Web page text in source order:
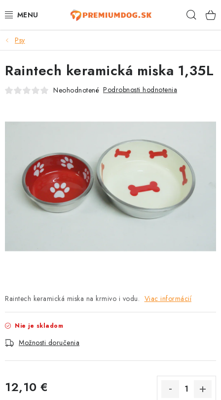
na
TOP 100 PRODUKTOV
NOVINKY
AKCIE
ÚTULKY
MAČKY
DEZINFEKČNÉ PROSTRIEDKY
VONKAJŠIE VTÁCTVO
Psy
Raintech keramická miska na krmivo i vodu. Viac informácií
Nie je skladom
Možnosti doručenia
12,10 €
Raintech keramická miska 1,35L
Neohodnotené Podrobnosti hodnotenia